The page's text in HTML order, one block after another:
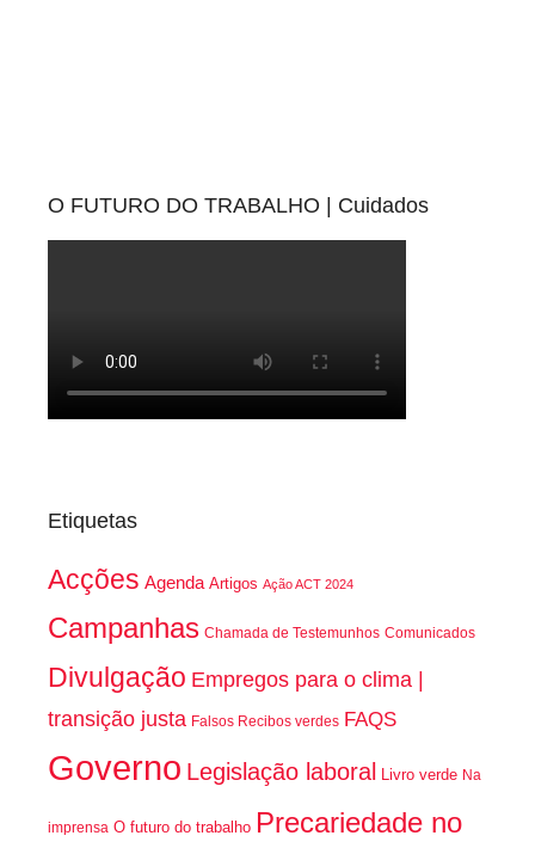
O FUTURO DO TRABALHO | Cuidados
Etiquetas
Acções Agenda Artigos Ação ACT 2024
Campanhas Chamada de Testemunhos Comunicados
Divulgação Empregos para o clima |
transição justa Falsos Recibos verdes FAQS
Governo Legislação laboral Livro verde Na
imprensa O futuro do trabalho Precariedade no